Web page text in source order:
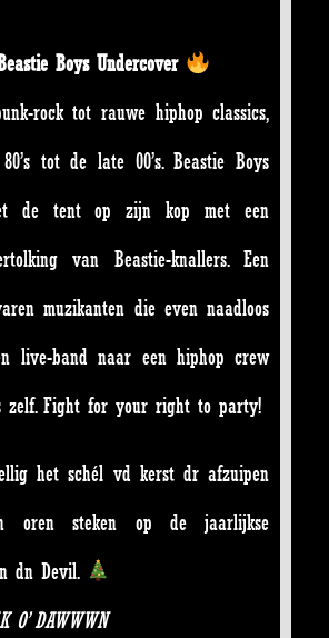
Boys Undercover
rock tot rauwe hiphop classics,
tot de late 00’s. Beastie Boys
de tent op zijn kop met een
van Beastie-knallers. Een
muzikanten die even naadloos
live-band naar een hiphop crew
zelf. Fight for your right to party!
het schél vd kerst dr afzuipen
oren steken op de jaarlijkse
dn Devil.
O’ DAWWWN